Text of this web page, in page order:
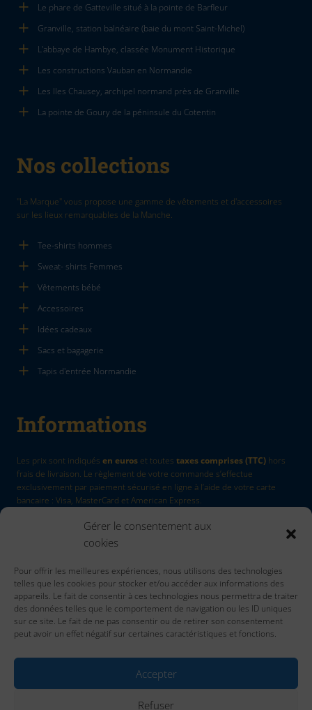
Gérer le consentement aux
cookies
Pour offrir les meilleures expériences, nous utilisons des technologies
telles que les cookies pour stocker et/ou accéder aux informations des
appareils. Le fait de consentir à ces technologies nous permettra de traiter
des données telles que le comportement de navigation ou les ID uniques
sur ce site. Le fait de ne pas consentir ou de retirer son consentement
peut avoir un effet négatif sur certaines caractéristiques et fonctions.
Accepter
Refuser
Le phare de Gatteville situé à la pointe de Barfleur
Granville, station balnéaire (baie du mont Saint-Michel)
L'abbaye de Hambye, classée Monument Historique
Les constructions Vauban en Normandie
Les Iles Chausey, archipel normand près de Granville
La pointe de Goury de la péninsule du Cotentin
Nos collections
"La Marque" vous propose une gamme de vêtements et d'accessoires
sur les lieux remarquables de la Manche.
Tee-shirts hommes
Sweat- shirts Femmes
Vêtements bébé
Accessoires
Idées cadeaux
Sacs et bagagerie
Tapis d'entrée Normandie
Informations
Les prix sont indiqués en euros et toutes taxes comprises (TTC) hors
frais de livraison. Le règlement de votre commande s’effectue
exclusivement par paiement sécurisé en ligne à l’aide de votre carte
bancaire : Visa, MasterCard et American Express.
by Quadri7
Contactez nous
Accueil